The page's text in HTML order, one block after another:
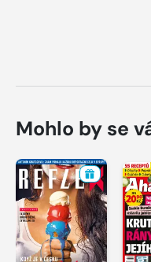
Mohlo by se